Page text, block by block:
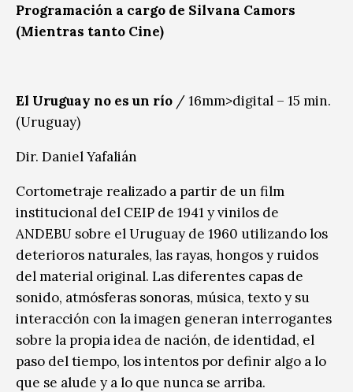
Programación a cargo de Silvana Camors
(Mientras tanto Cine)
El Uruguay no es un río / 16mm>digital – 15 min.
(Uruguay)
Dir. Daniel Yafalián
Cortometraje realizado a partir de un film
institucional del CEIP de 1941 y vinilos de
ANDEBU sobre el Uruguay de 1960 utilizando los
deterioros naturales, las rayas, hongos y ruidos
del material original. Las diferentes capas de
sonido, atmósferas sonoras, música, texto y su
interacción con la imagen generan interrogantes
sobre la propia idea de nación, de identidad, el
paso del tiempo, los intentos por definir algo a lo
que se alude y a lo que nunca se arriba.